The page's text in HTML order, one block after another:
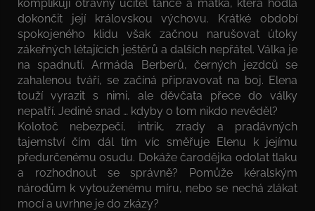
komplikují otravný učitel tance a matka, která hodlá
dokončit její královskou výchovu. Krátké období
spokojeného klidu však začnou narušovat útoky
zákeřných létajících ještěrů a dalších nepřátel. Válka je
na spadnutí. Armáda Berberů, černých jezdců se
zahalenou tváří, se začíná připravovat na boj. Elena
touží vyrazit s nimi, ale děvčata přece do války
nepatří. Jedině snad … kdyby o tom nikdo nevěděl?
Kolotoč nebezpečí, intrik, zrady a pradávných
tajemství čím dál tím víc směřuje Elenu k jejímu
předurčenému osudu. Dokáže čarodějka odolat tlaku
a rozhodnout se správně? Pomůže kéralským
národům k vytouženému míru, nebo se nechá zlákat
mocí a uvrhne je do zkázy?